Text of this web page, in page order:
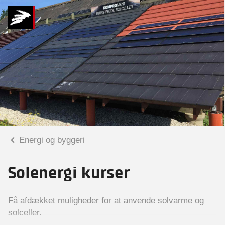
Energi og byggeri
Solenergi kurser
Få afdækket muligheder for at anvende solvarme og
solceller.